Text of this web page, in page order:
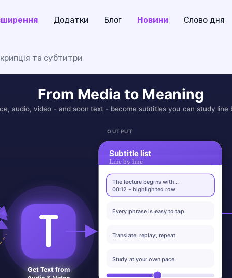
Додатки Блог Новини Слово дня
та субтитри